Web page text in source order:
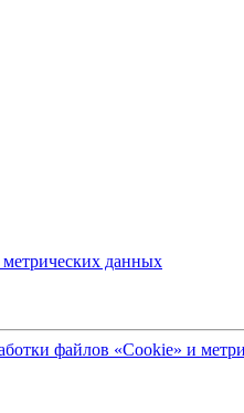
данных
файлов «Cookie» и